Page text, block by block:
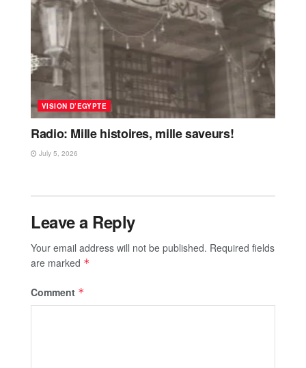
VISION D’EGYPTE
Radio: Mille histoires, mille saveurs!
July 5, 2026
Leave a Reply
Your email address will not be published. Required fields
are marked *
Comment *